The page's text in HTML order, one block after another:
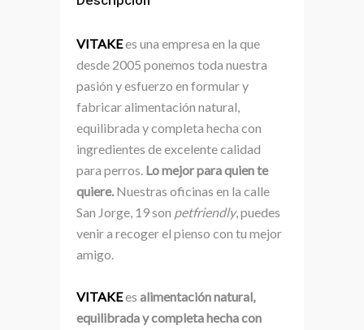
VITAKEes una empresa en la que
desde 2005 ponemos toda nuestra
pasión y esfuerzo en formular y
fabricar alimentación natural,
equilibrada y completa hecha con
ingredientes de excelente calidad
para perros. Lo mejor para quien te
quiere.Nuestras oficinas en la calle
San Jorge, 19 son petfriendly, puedes
venir a recoger el pienso con tu mejor
amigo.
VITAKEes alimentación natural,
equilibrada y completa hecha con